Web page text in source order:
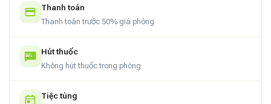
Thanh toán
Thanh toán trước 50% giá phòng
Hút thuốc
Không hút thuốc trong phòng
Tiệc tùng